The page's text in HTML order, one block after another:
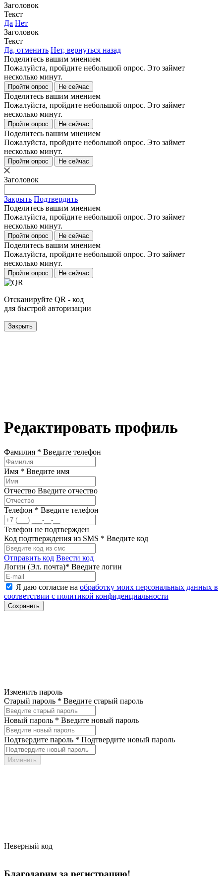
Заголовок
Текст
Да Нет
Заголовок
Текст
Да, отменить Нет, вернуться назад
Поделитесь вашим мнением
Пожалуйста, пройдите небольшой опрос. Это займет
несколько минут.
Пройти опрос Не сейчас
Поделитесь вашим мнением
Пожалуйста, пройдите небольшой опрос. Это займет
несколько минут.
Пройти опрос Не сейчас
Поделитесь вашим мнением
Пожалуйста, пройдите небольшой опрос. Это займет
несколько минут.
Пройти опрос Не сейчас
Заголовок
Закрыть Подтвердить
Поделитесь вашим мнением
Пожалуйста, пройдите небольшой опрос. Это займет
несколько минут.
Пройти опрос Не сейчас
Поделитесь вашим мнением
Пожалуйста, пройдите небольшой опрос. Это займет
несколько минут.
Пройти опрос Не сейчас
Отсканируйте QR - код
для быстрой авторизации
Закрыть
Редактировать профиль
Фамилия * Введите телефон
Имя * Введите имя
Отчество Введите отчество
Телефон * Введите телефон
Телефон не подтвержден
Код подтверждения из SMS * Введите код
Отправить код Ввести код
Логин (Эл. почта)* Введите логин
Я даю согласие на обработку моих персональных данных в
соответствии с политикой конфиденциальности
Изменить пароль
Старый пароль * Введите старый пароль
Новый пароль * Введите новый пароль
Подтвердите пароль * Подтвердите новый пароль
Неверный код